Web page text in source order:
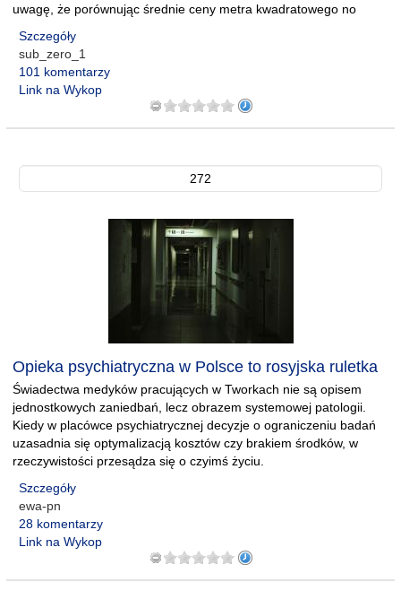
uwagę, że porównując średnie ceny metra kwadratowego no
Szczegóły
sub_zero_1
101 komentarzy
Link na Wykop
272
Opieka psychiatryczna w Polsce to rosyjska ruletka
Świadectwa medyków pracujących w Tworkach nie są opisem
jednostkowych zaniedbań, lecz obrazem systemowej patologii.
Kiedy w placówce psychiatrycznej decyzje o ograniczeniu badań
uzasadnia się optymalizacją kosztów czy brakiem środków, w
rzeczywistości przesądza się o czyimś życiu.
Szczegóły
ewa-pn
28 komentarzy
Link na Wykop